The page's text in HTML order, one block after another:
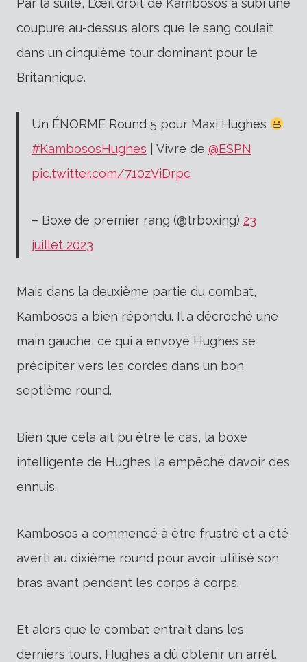
Par la suite, L’œil droit de Kambosos a subi une
coupure au-dessus alors que le sang coulait
dans un cinquième tour dominant pour le
Britannique.
Un ÉNORME Round 5 pour Maxi Hughes
#KambososHughes | Vivre de @ESPN
pic.twitter.com/710zViDrpc
– Boxe de premier rang (@trboxing) 23
juillet 2023
Mais dans la deuxième partie du combat,
Kambosos a bien répondu. Il a décroché une
main gauche, ce qui a envoyé Hughes se
précipiter vers les cordes dans un bon
septième round.
Bien que cela ait pu être le cas, la boxe
intelligente de Hughes l’a empêché d’avoir des
ennuis.
Kambosos a commencé à être frustré et a été
averti au dixième round pour avoir utilisé son
bras avant pendant les corps à corps.
Et alors que le combat entrait dans les
derniers tours, Hughes a dû obtenir un arrêt.